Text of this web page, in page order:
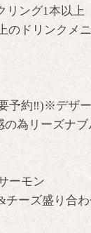
リング1本以上
ドリンクメ
約‼️)※デザー
為リーズナ
ーモン
チーズ盛り合